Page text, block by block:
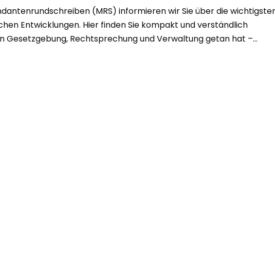
(MRS) informieren wir Sie über die
Entwicklungen. Hier finden Sie kompakt und verständlich
Gesetzgebung, Rechtsprechung und Verwaltung getan hat –...